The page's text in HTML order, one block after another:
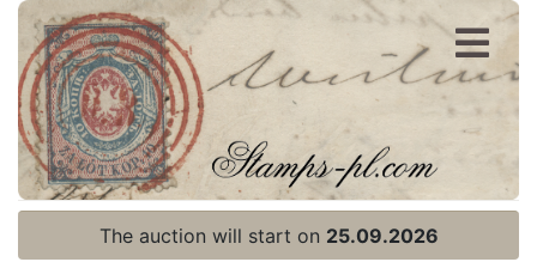
Register
Login
The auction will start on 25.09.2026